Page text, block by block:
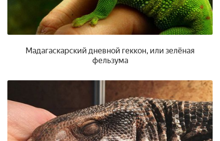
Мадагаскарский дневной геккон, или зелёная
фельзума